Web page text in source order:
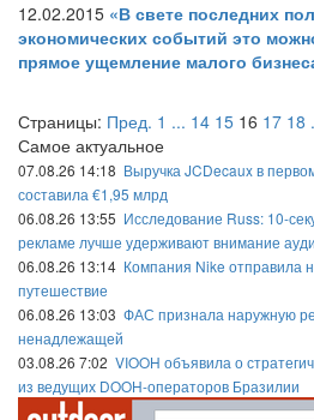
12.02.2015 «В свете последних
экономических событий это
прямое ущемление малого
Страницы: Пред. 1 ... 14 15 16 17 18
Самое актуальное
07.08.26 14:18 Выручка JCDecaux в
составила €1,95 млрд
06.08.26 13:55 Исследование Russ: 10-
рекламе лучше удерживают внимание
06.08.26 13:14 Компания Nike отправила
путешествие
06.08.26 13:03 ФАС признала наружную
ненадлежащей
03.08.26 7:02 VIOOH объявила о
из ведущих DOOH-операторов Бразилии